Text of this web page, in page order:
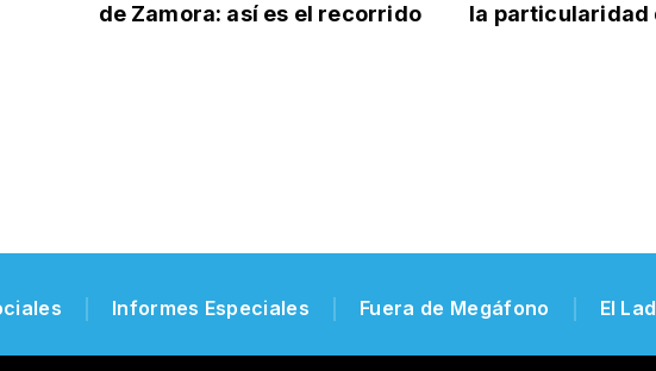
de Zamora: así es el recorrido
la particularidad
Informes Especiales Fuera de Megáfono El